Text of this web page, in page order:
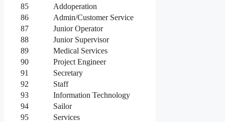
85
Addoperation
86
Admin/Customer Service
87
Junior Operator
88
Junior Supervisor
89
Medical Services
90
Project Engineer
91
Secretary
92
Staff
93
Information Technology
94
Sailor
95
Services